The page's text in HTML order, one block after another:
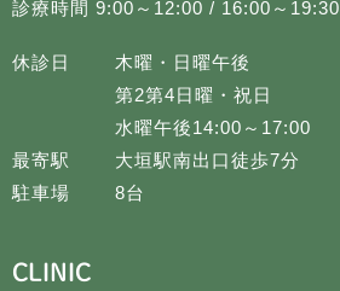
診療時間 9:00～12:00 / 16:00～19:30
休診日
木曜・日曜午後
第2第4日曜・祝日
水曜午後14:00～17:00
最寄駅
大垣駅南出口徒歩7分
駐車場
8台
CLINIC